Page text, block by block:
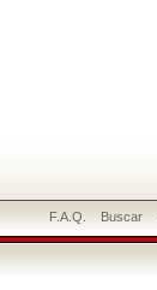
F.A.Q. Buscar